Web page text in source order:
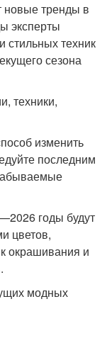
новые тренды в
эксперты
стильных техник
сезона
техники,
изменить
последним
годы будут
цветов,
окрашивания и
модных